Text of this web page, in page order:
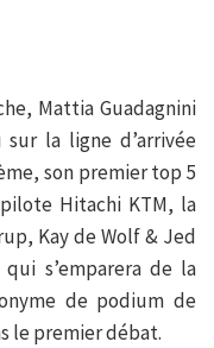
Mattia Guadagnini
sur la ligne d’arrivée
son premier top 5
Hitachi KTM, la
Kay de Wolf & Jed
s’emparera de la
de podium de
le premier débat.